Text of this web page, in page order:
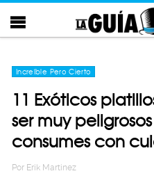
Increíble Pero Cierto
11 Exóticos
ser muy
consumes con
Por Erik Martinez